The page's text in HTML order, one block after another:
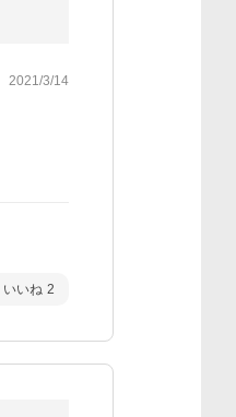
2021/3/14
いいね 2